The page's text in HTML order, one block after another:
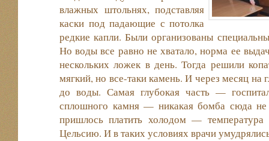
влажных штольнях, подставляя
каски под падающие с потолка
редкие капли. Были организованы
Но воды все равно не хватало, норма ее
нескольких ложек в день. Тогда решили
мягкий, но все-таки камень. И через месяц на
до воды. Самая глубокая часть —
сплошного камня — никакая бомба сюда не
пришлось платить холодом — температура
Цельсию. И в таких условиях врачи